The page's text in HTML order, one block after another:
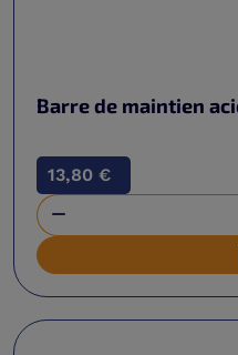
Barre de maintien
13,80 €
